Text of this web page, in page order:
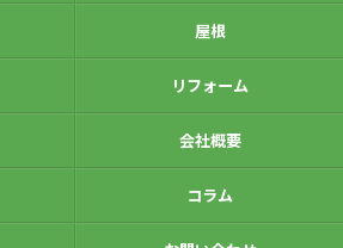
屋根
リフォーム
会社概要
コラム